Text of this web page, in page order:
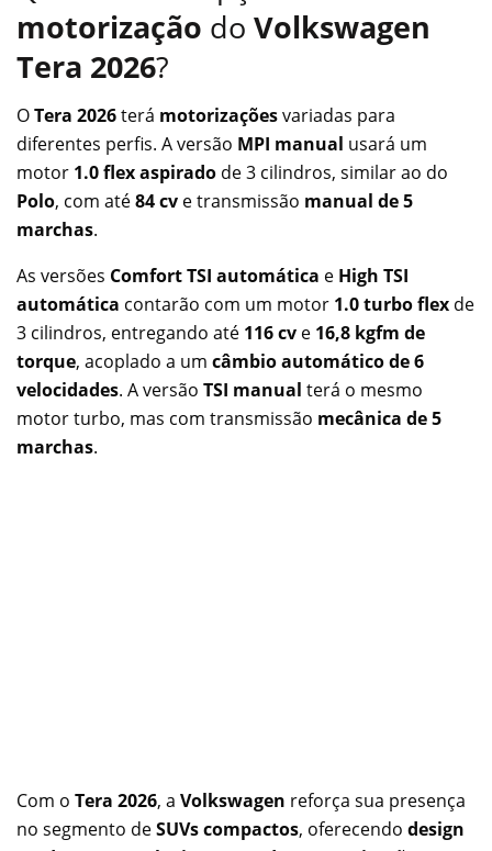
motorização do Volkswagen
Tera 2026?
OTera 2026terá motorizaçõesvariadas para
diferentes perfis. A versão MPI manual usará um
motor 1.0 flex aspirado de 3 cilindros, similar ao do
Polo, com até84 cv e transmissão manual de 5
marchas.
As versões Comfort TSI automática e High TSI
automática contarão com um motor 1.0 turbo flex de
3 cilindros, entregando até 116 cv e 16,8 kgfm de
torque, acoplado a um câmbio automático de 6
velocidades. A versão TSI manual terá o mesmo
motor turbo, mas com transmissão mecânica de 5
marchas.
Com o Tera 2026, a Volkswagen reforça sua presença
no segmento deSUVs compactos, oferecendo design